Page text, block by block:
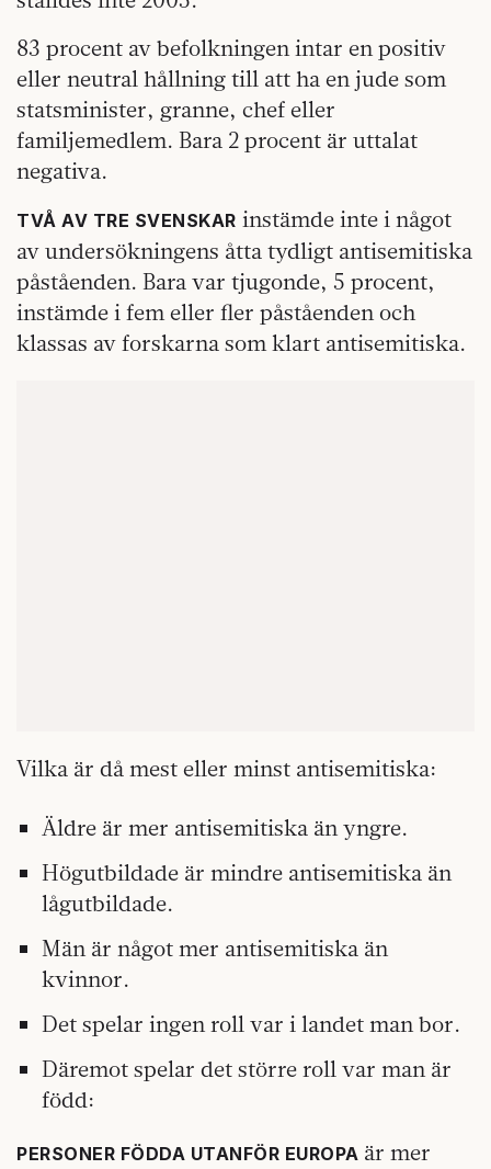
83 procent av befolkningen intar en positiv
eller neutral hållning till att ha en jude som
statsminister, granne, chef eller
familjemedlem. Bara 2 procent är uttalat
negativa.
TVÅ AV TRE SVENSKAR instämde inte i något
av undersökningens åtta tydligt antisemitiska
påståenden. Bara var tjugonde, 5 procent,
instämde i fem eller fler påståenden och
klassas av forskarna som klart antisemitiska.
Vilka är då mest eller minst antisemitiska:
Äldre är mer antisemitiska än yngre.
Högutbildade är mindre antisemitiska än
lågutbildade.
Män är något mer antisemitiska än
kvinnor.
Det spelar ingen roll var i landet man bor.
Däremot spelar det större roll var man är
född:
PERSONER FÖDDA UTANFÖR EUROPA är mer